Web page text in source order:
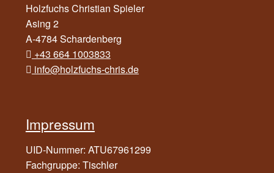
Holzfuchs Christian Spieler
Asing 2
A-4784 Schardenberg
+43 664 1003833
info@holzfuchs-chris.de
Impressum
UID-Nummer: ATU67961299
Fachgruppe: Tischler